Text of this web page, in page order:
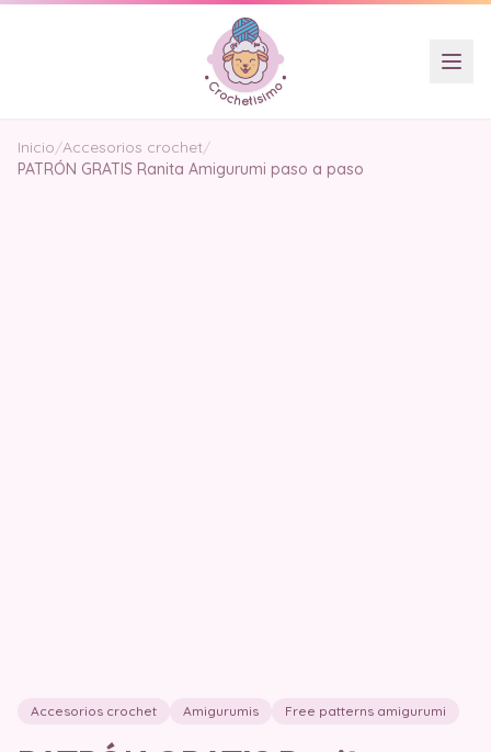
Inicio/Accesorios crochet/
PATRÓN GRATIS Ranita Amigurumi paso a paso
Accesorios crochet Amigurumis Free patterns amigurumi